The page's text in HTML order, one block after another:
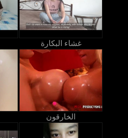
غشاء البكارة
الخارقون